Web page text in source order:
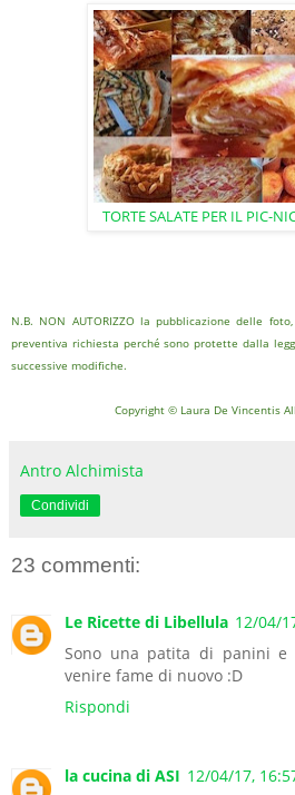
TORTE SALATE PER IL PIC-
N.B. NON AUTORIZZO la pubblicazione delle
preventiva richiesta perché sono protette dalla
successive modifiche.
Copyright © Laura De Vincentis
Antro Alchimista
Condividi
23 commenti:
Le Ricette di Libellula 12/04/
Sono una patita di panini
venire fame di nuovo :D
Rispondi
la cucina di ASI 12/04/17,